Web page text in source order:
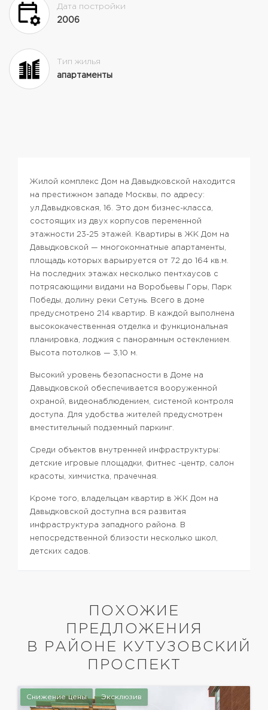
Дата постройки
2006
Тип жилья
апартаменты
Жилой комплекс Дом на Давыдковской находится
на престижном западе Москвы, по адресу:
ул.Давыдковская, 16. Это дом бизнес-класса,
состоящих из двух корпусов переменной
этажности 23-25 этажей. Квартиры в ЖК Дом на
Давыдковской — многокомнатные апартаменты,
площадь которых варьируется от 72 до 164 кв.м.
На последних этажах несколько пентхаусов с
потрясающими видами на Воробьевы Горы, Парк
Победы, долину реки Сетунь. Всего в доме
предусмотрено 214 квартир. В каждой выполнена
высококачественная отделка и функциональная
планировка, лоджия с панорамным остеклением.
Высота потолков — 3,10 м.
Высокий уровень безопасности в Доме на
Давыдковской обеспечивается вооруженной
охраной, видеонаблюдением, системой контроля
доступа. Для удобства жителей предусмотрен
вместительный подземный паркинг.
Среди объектов внутренней инфраструктуры:
детские игровые площадки, фитнес -центр, салон
красоты, химчистка, прачечная.
Кроме того, владельцам квартир в ЖК Дом на
Давыдковской доступна вся развитая
инфраструктура западного района. В
непосредственной близости несколько школ,
детских садов.
ПОХОЖИЕ
ПРЕДЛОЖЕНИЯ
В РАЙОНЕ КУТУЗОВСКИЙ
ПРОСПЕКТ
Снижение цены Эксклюзив